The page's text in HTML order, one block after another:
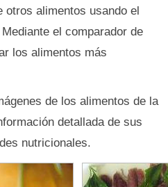
otros alimentos usando el
Mediante el comparador de
los alimentos más
de los alimentos de la
detallada de sus
nutricionales.